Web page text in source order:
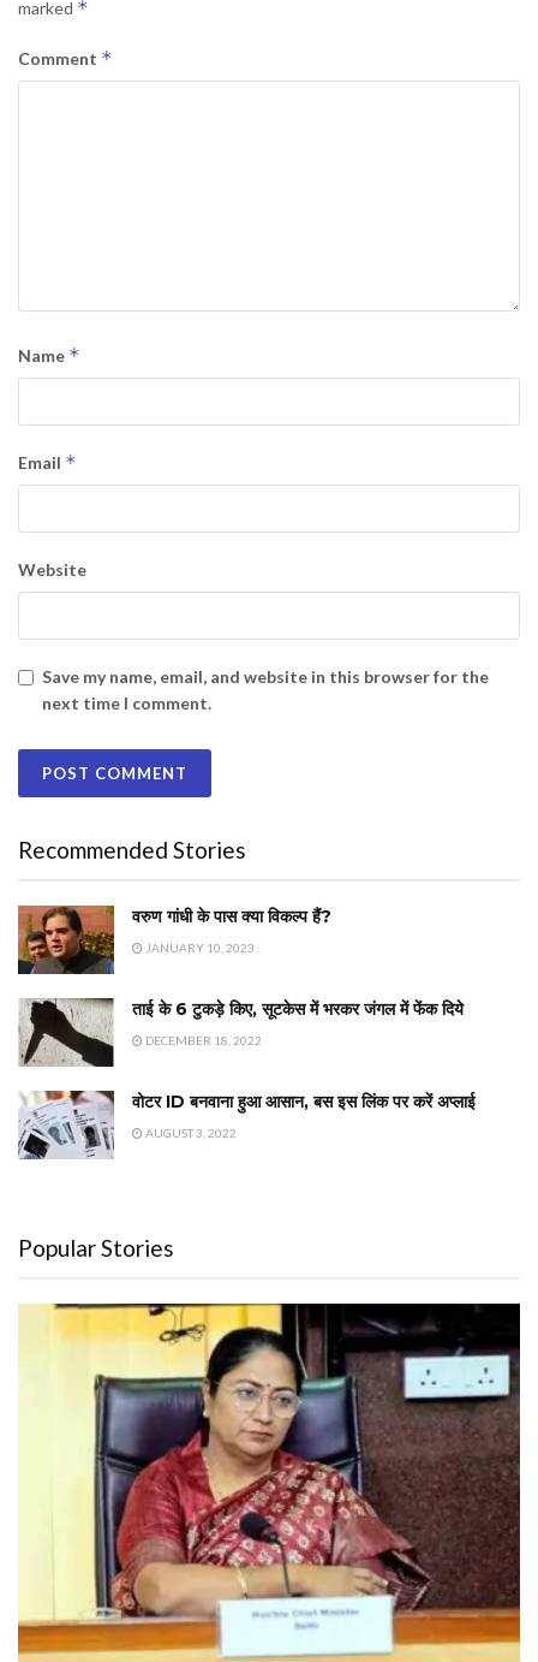
marked *
Comment *
Name *
Email *
Website
Save my name, email, and website in this browser for the
next time I comment.
Recommended Stories
वरुण गांधी के पास क्या विकल्प हैं?
JANUARY 10, 2023
ताई के 6 टुकड़े किए, सूटकेस में भरकर जंगल में फेंक दिये
DECEMBER 18, 2022
वोटर ID बनवाना हुआ आसान, बस इस लिंक पर करें अप्लाई
AUGUST 3, 2022
Popular Stories